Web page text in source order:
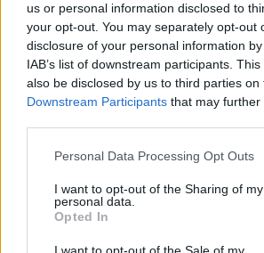
us or personal information disclosed to
your opt-out. You may separately opt-out
disclosure of your personal information
IAB’s list of downstream participants.
also be disclosed by us to third parties on
Downstream Participants that may
Personal Data Processing Opt Outs
I want to opt-out of the Sharing of my
personal data.
Opted In